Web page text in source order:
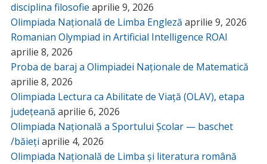
disciplina filosofie aprilie 9, 2026
Olimpiada Națională de Limba Engleză aprilie 9, 2026
Romanian Olympiad in Artificial Intelligence ROAI
aprilie 8, 2026
Proba de baraj a Olimpiadei Naționale de Matematică
aprilie 8, 2026
Olimpiada Lectura ca Abilitate de Viață (OLAV), etapa
județeană aprilie 6, 2026
Olimpiada Națională a Sportului Școlar — baschet
/băieți aprilie 4, 2026
Olimpiada Națională de Limba și literatura română